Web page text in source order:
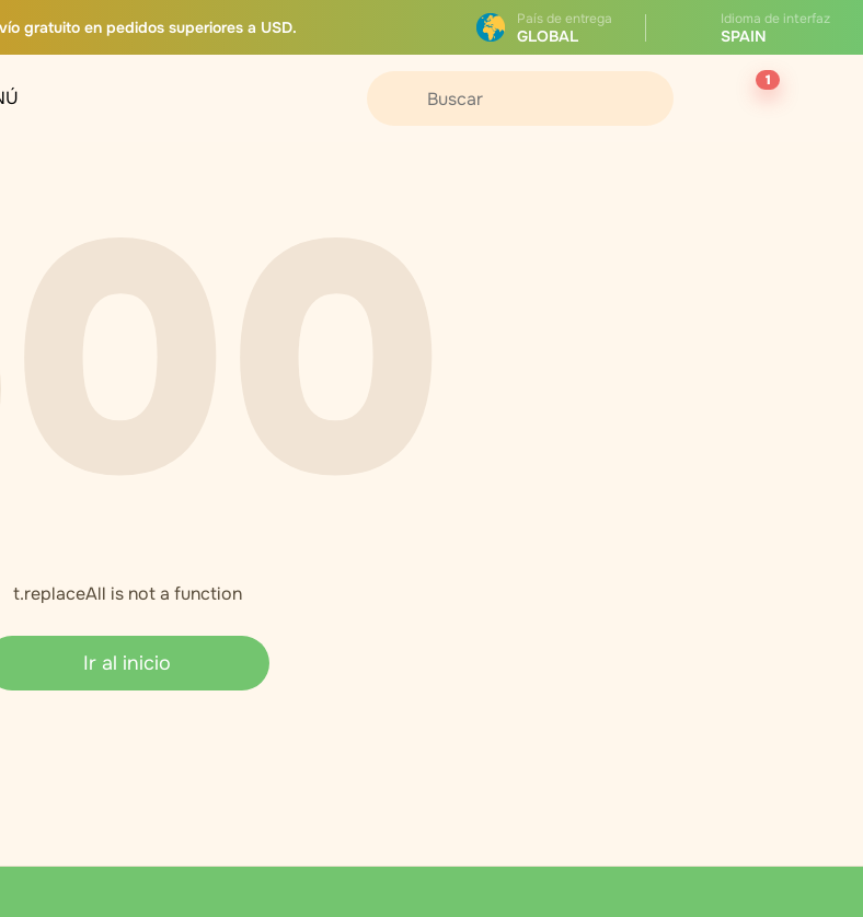
gratuito en pedidos superiores a USD. País de entrega
GLOBAL
Idioma de interfaz
SPAIN
1
t.replaceAll is not a function
Ir al inicio